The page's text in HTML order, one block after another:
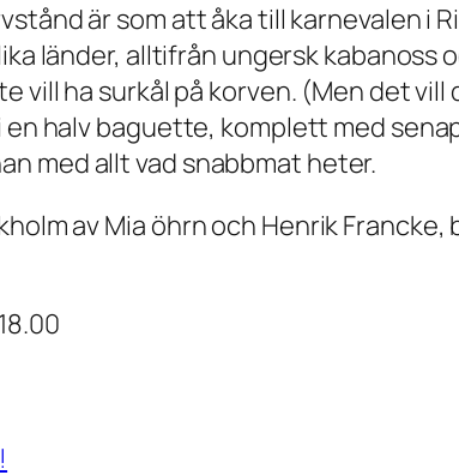
är som att åka till karnevalen i
länder, alltifrån ungersk kabanoss
vill ha surkål på korven. (Men det
halv baguette, komplett med
med allt vad snabbmat heter.
av Mia öhrn och Henrik Francke,